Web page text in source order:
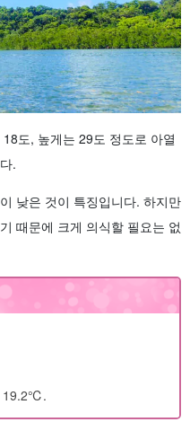
도, 높게는 29도 정도로 아열
.
낮은 것이 특징입니다. 하지만
때문에 크게 의식할 필요는 없
19.2℃.